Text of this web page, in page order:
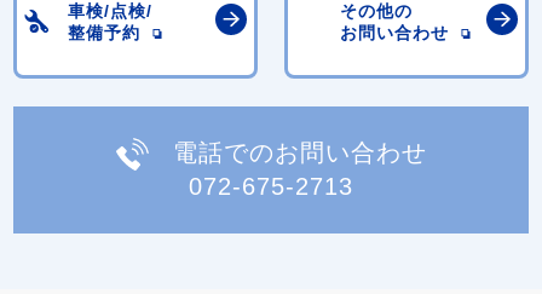
車検/点検/
整備予約
その他の
お問い合わせ
電話でのお問い合わせ
072-675-2713